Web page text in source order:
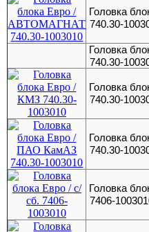
Головка
740.30-
Головка
740.30-
Головка
740.30-
Головка
740.30-
Головка
7406-